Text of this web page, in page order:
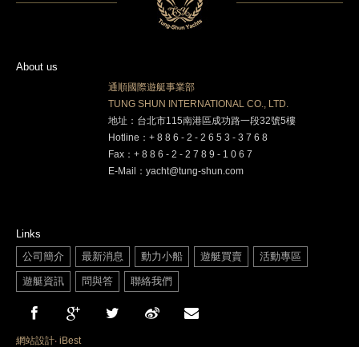
About us
通順國際遊艇事業部
TUNG SHUN INTERNATIONAL CO., LTD.
地址：台北市115南港區成功路一段32號5樓
Hotline：+ 8 8 6 - 2 - 2 6 5 3 - 3 7 6 8
Fax：+ 8 8 6 - 2 - 2 7 8 9 - 1 0 6 7
E-Mail：yacht@tung-shun.com
Links
公司簡介
最新消息 動力小船 遊艇買賣 活動專區
遊艇資訊 問與答 聯絡我們
網站設計‧ iBest